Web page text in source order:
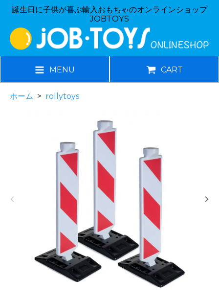
誕生日に子供が喜ぶ輸入おもちゃのオンラインショップ
JOBTOYS
MENU CART
ホーム > rollytoys